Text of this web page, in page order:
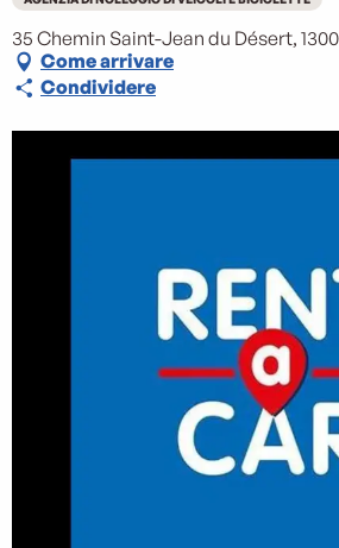
35 Chemin Saint-Jean du Désert,
Come arrivare
Condividere